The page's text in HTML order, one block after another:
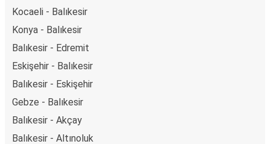
Kocaeli - Balıkesir
Konya - Balıkesir
Balıkesir - Edremit
Eskişehir - Balıkesir
Balıkesir - Eskişehir
Gebze - Balıkesir
Balıkesir - Akçay
Balıkesir - Altınoluk